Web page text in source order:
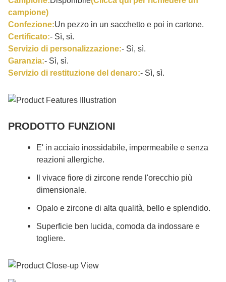
campione)
Confezione:Un pezzo in un sacchetto e poi in cartone.
Certificato:- Sì, sì.
Servizio di personalizzazione:- Sì, sì.
Garanzia:- Sì, sì.
Servizio di restituzione del denaro:- Sì, sì.
PRODOTTO FUNZIONI
E' in acciaio inossidabile, impermeabile e senza
reazioni allergiche.
Il vivace fiore di zircone rende l'orecchio più
dimensionale.
Opalo e zircone di alta qualità, bello e splendido.
Superficie ben lucida, comoda da indossare e
togliere.